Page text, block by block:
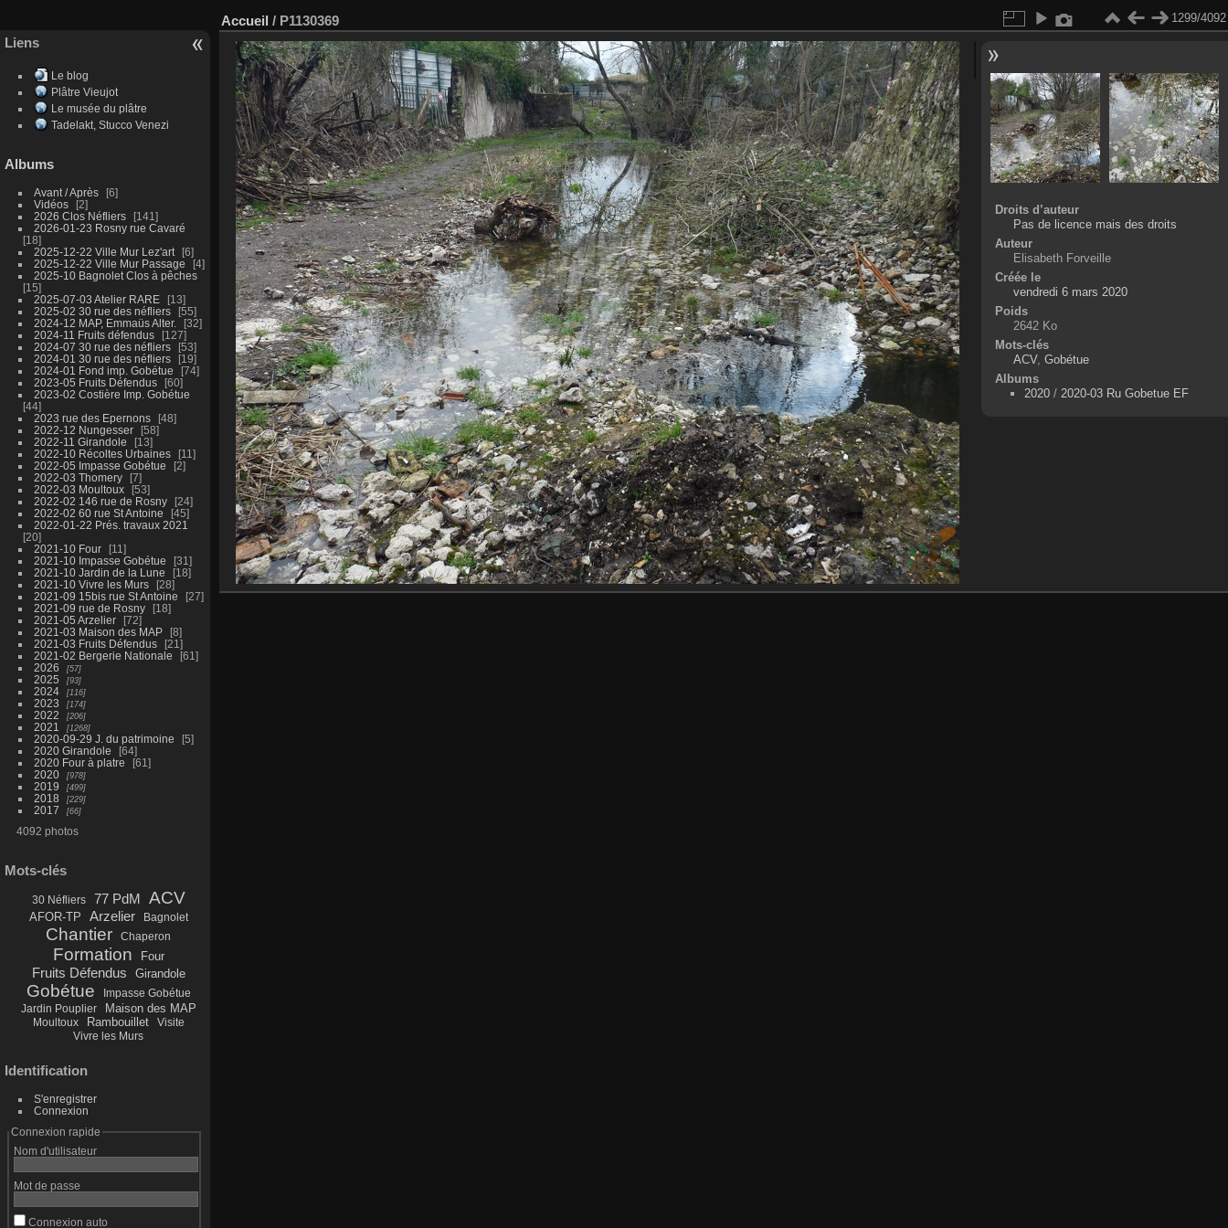
Liens
Le blog
Plâtre Vieujot
Le musée du plâtre
Tadelakt, Stucco Venezi
Albums
Avant / Après
6
Vidéos
2
2026 Clos Néfliers
141
2026-01-23 Rosny rue Cavaré
18
2025-12-22 Ville Mur Lez'art
6
2025-12-22 Ville Mur Passage
4
2025-10 Bagnolet Clos à pêches
15
2025-07-03 Atelier RARE
13
2025-02 30 rue des néfliers
55
2024-12 MAP, Emmaüs Alter.
32
2024-11 Fruits défendus
127
2024-07 30 rue des néfliers
53
2024-01 30 rue des néfliers
19
2024-01 Fond imp. Gobétue
74
2023-05 Fruits Défendus
60
2023-02 Costière Imp. Gobétue
44
2023 rue des Epernons
48
2022-12 Nungesser
58
2022-11 Girandole
13
2022-10 Récoltes Urbaines
11
2022-05 Impasse Gobétue
2
2022-03 Thomery
7
2022-03 Moultoux
53
2022-02 146 rue de Rosny
24
2022-02 60 rue St Antoine
45
2022-01-22 Prés. travaux 2021
20
2021-10 Four
11
2021-10 Impasse Gobétue
31
2021-10 Jardin de la Lune
18
2021-10 Vivre les Murs
28
2021-09 15bis rue St Antoine
27
2021-09 rue de Rosny
18
2021-05 Arzelier
72
2021-03 Maison des MAP
8
2021-03 Fruits Défendus
21
2021-02 Bergerie Nationale
61
2026
57
2025 93
2024 116
2023 174
2022 206
2021 1268
2020-09-29 J. du patrimoine
5
2020 Girandole
64
2020 Four à platre
61
2020
978
2019 499
2018 229
2017 66
4092 photos
Mots-clés
30 Néfliers 77 PdM ACV
AFOR-TP Arzelier Bagnolet
Chantier Chaperon
Formation Four
Fruits Défendus Girandole
Gobétue
Impasse Gobétue
Jardin Pouplier
Maison des MAP
Moultoux Rambouillet
Visite
Vivre les Murs
Identification
S'enregistrer
Connexion
Connexion rapide
Nom d'utilisateur
Mot de passe
Connexion auto
Accueil / P1130369 1299/4092
Droits d’auteur
Pas de licence mais des droits
Auteur
Elisabeth Forveille
Créée le
vendredi 6 mars 2020
Poids
2642 Ko
Mots-clés
ACV, Gobétue
Albums
2020 /2020-03 Ru Gobetue EF